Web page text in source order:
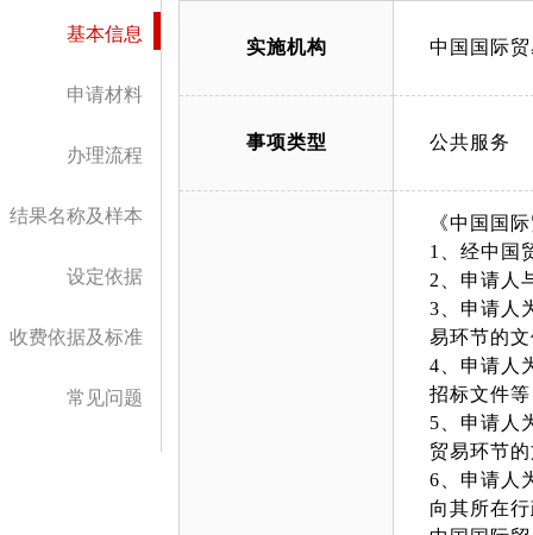
基本信息
申请材料
办理流程
结果名称及样本
设定依据
收费依据及标准
常见问题
实施机构 中国国际
事项类型 公共服务
《中国国
1、经中国
2、申请人
3、申请人
易环节的
4、申请人
招标文件
5、申请人
贸易环节
6、申请人
向其所在